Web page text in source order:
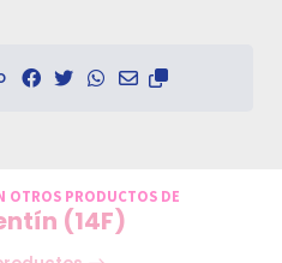
OTROS PRODUCTOS DE
(14F)